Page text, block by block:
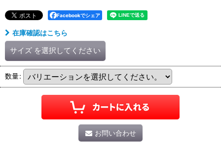
Facebookでシェア
在庫確認はこちら
サイズ を選択してください
数量:
お問い合わせ